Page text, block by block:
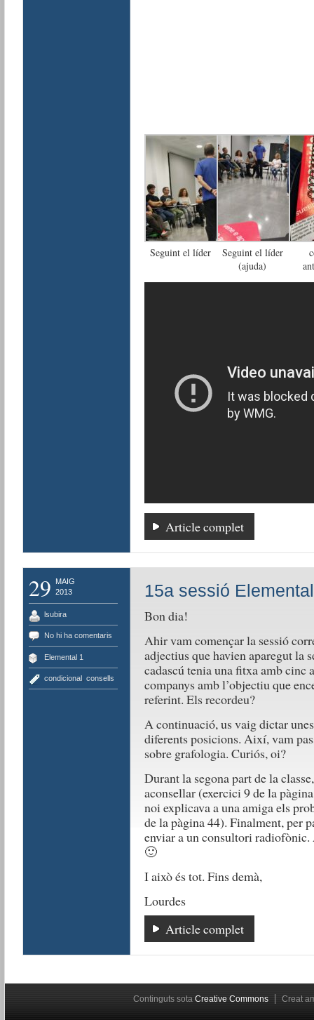
Seguint el líder
Seguint el líder
(ajuda)
Article complet
29
MAIG
2013
lsubira
No hi ha comentaris
Elemental 1
condicional, consells
15a sessió
Bon dia!
Ahir vam començar la sessió
adjectius que havien aparegut la
cadascú tenia una fitxa amb cinc
companys amb l’objectiu que
referint. Els recordeu?
A continuació, us vaig dictar
diferents posicions. Així, vam
sobre grafologia. Curiós, oi?
Durant la segona part de la
aconsellar (exercici 9 de la
noi explicava a una amiga els
de la pàgina 44). Finalment, per
enviar a un consultori
🙂
I això és tot. Fins demà,
Lourdes
Article complet
Continguts sota Creative Commons Creat